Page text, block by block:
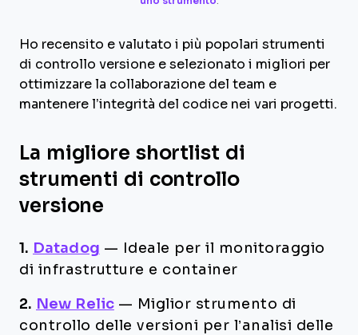
Ho recensito e valutato i più popolari strumenti
di controllo versione e selezionato i migliori per
ottimizzare la collaborazione del team e
mantenere l’integrità del codice nei vari progetti.
La migliore shortlist di
strumenti di controllo
versione
1. Datadog —
Ideale per il monitoraggio
di infrastrutture e container
2. New Relic — Miglior strumento di
controllo delle versioni per l’analisi delle